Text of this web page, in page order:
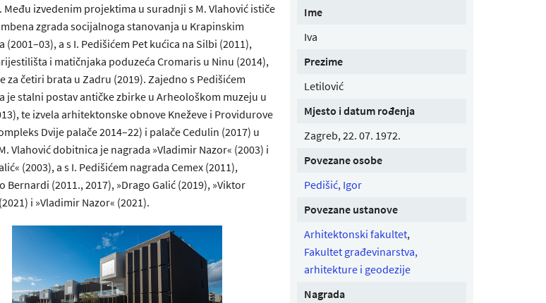
izvedenim projektima u suradnji s M. Vlahović ističe
zgrada socijalnoga stanovanja u Krapinskim
(2001–03), a s I. Pedišićem Pet kućica na Silbi (2011),
i matičnjaka poduzeća Cromaris u Ninu (2014),
za četiri brata u Zadru (2019). Zajedno s Pedišićem
je stalni postav antičke zbirke u Arheološkom muzeju u
te izvela arhitektonske obnove Kneževe i Providurove
Dvije palače 2014–22) i palače Cedulin (2017) u
Vlahović dobitnica je nagrada »Vladimir Nazor« (2003) i
(2003), a s I. Pedišićem nagrada Cemex (2011),
Bernardi (2011., 2017), »Drago Galić (2019), »Viktor
i »Vladimir Nazor« (2021).
Ime
Iva
Prezime
Letilović
Mjesto i datum rođenja
Zagreb, 22. 07. 1972.
Povezane osobe
Pedišić, Igor
Povezane ustanove
Arhitektonski fakultet,
Fakultet građevinarstva,
arhitekture i geodezije
Nagrada